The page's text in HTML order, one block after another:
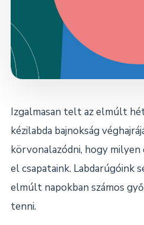
Izgalmasan telt az elmúlt
kézilabda bajnokság
körvonalazódni, hogy
el csapataink. Labdarúgóink
elmúlt napokban számos
tenni.